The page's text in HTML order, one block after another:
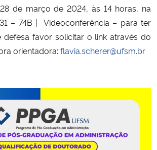
Regional
de março de 2024, às 14 horas, na
– 74B | Videoconferência – para ter
defesa favor solicitar o link através do
orientadora: flavia.scherer@ufsm.br